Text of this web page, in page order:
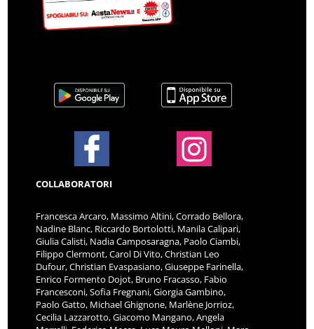
COLLABORATORI
Francesca Arcaro, Massimo Altini, Corrado Bellora,
Nadine Blanc, Riccardo Bortolotti, Manila Calipari,
Giulia Calisti, Nadia Camposaragna, Paolo Ciambi,
Filippo Clermont, Carol Di Vito, Christian Leo
Dufour, Christian Evaspasiano, Giuseppe Farinella,
Enrico Formento Dojot, Bruno Fracasso, Fabio
Francesconi, Sofia Fregnani, Giorgia Gambino,
Paolo Gatto, Michael Ghignone, Marlène Jorrioz,
Cecilia Lazzarotto, Giacomo Mangano, Angela